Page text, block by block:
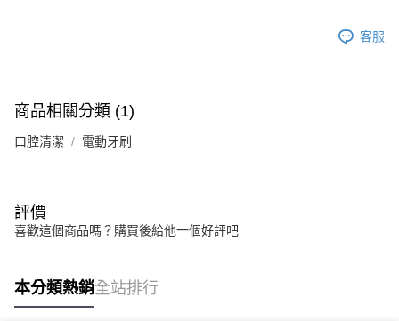
客服
商品相關分類 (1)
口腔清潔 電動牙刷
評價
喜歡這個商品嗎？購買後給他一個好評吧
本分類熱銷全站排行